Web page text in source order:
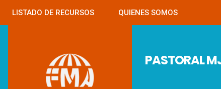
LISTADO DE RECURSOS QUIENES SOMOS
PASTORAL